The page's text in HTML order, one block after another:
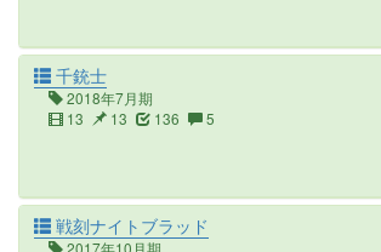
千銃士
2018年7月期
13
13 136 5
戦刻ナイトブラッド